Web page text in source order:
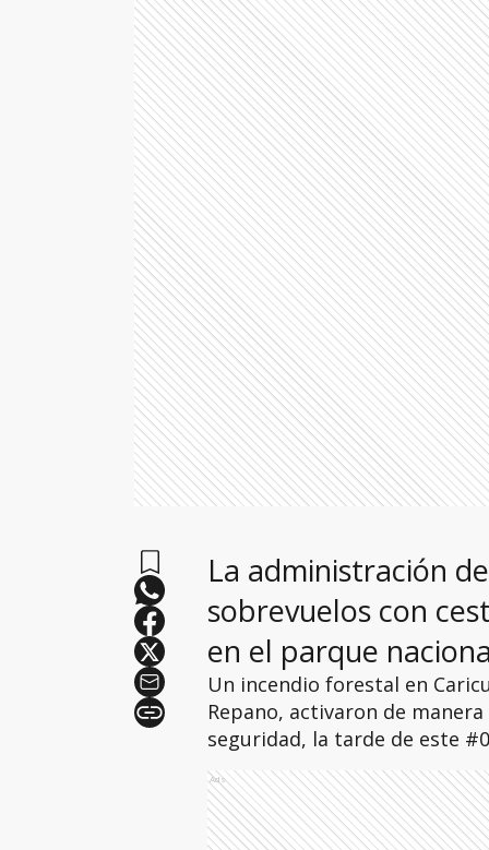
La administración
sobrevuelos con
en el parque
Un incendio forestal en
Repano, activaron de
seguridad, la tarde de este
Ads